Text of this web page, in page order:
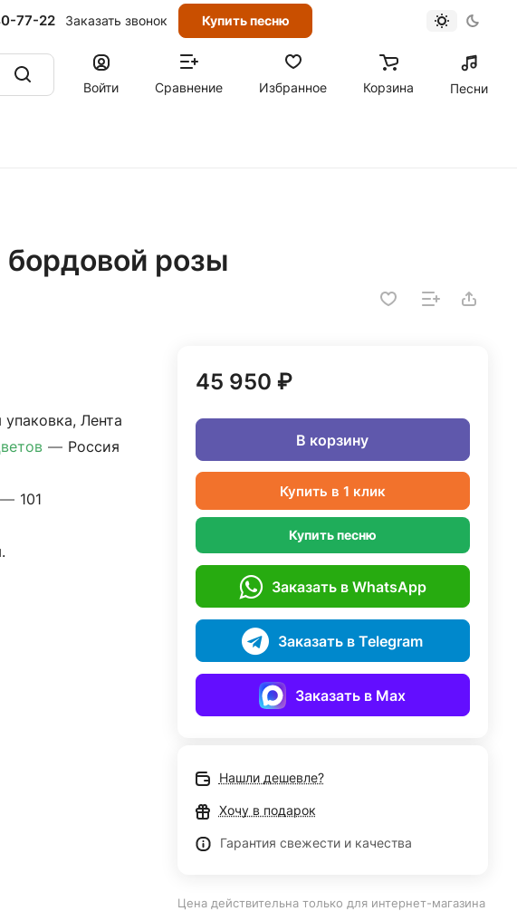
77-22 Заказать звонок Купить песню
Войти Сравнение Избранное Корзина Песни
бордовой розы
Лента
— Россия
— 101
45 950 ₽
В корзину
Купить в 1 клик
Купить песню
Заказать в WhatsApp
Заказать в Telegram
Заказать в Max
Нашли дешевле?
Хочу в подарок
Гарантия свежести и качества
Цена действительна только для интернет-магазина